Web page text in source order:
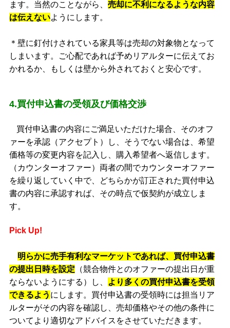
ます。当然のことながら、 売却に不利になるような内容
は伝えないようにします。
＊壁に釘付けされている家具等は売却の対象物となって
しまいます。ご心配であれば予めリアルターに伝えてお
かれるか、もしくは壁から外されておくと安心です。
4.買付申込書の受領及び価格交渉
買付申込書の内容にご満足いただけた場合、そのオフ
ァーを承認（アクセプト）し、そうでない場合は、希望
価格等の変更内容を記入し、購入希望者へ返信します。
（カウンターオファー）両者の間でカウンターオファー
を繰り返していく中で、どちらかが訂正された買付申込
書の内容に承認すれば、その時点で仮契約が成立しま
す。
Pick Up!
明らかに売手有利なマーケットであれば、買付申込書
の提出日時を設定 （競合物件とのオファーの提出日が重
ならないようにする）し、
より多くの買付申込書を受領
できるよう にします。買付申込書の受領時には担当リア
ルターがその内容を確認し、売却価格やその他の条件に
ついてより適切なアドバイスをさせていただきます。